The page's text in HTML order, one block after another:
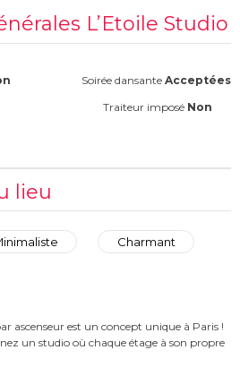
L’Etoile Studio
Soirée dansante Acceptées
Traiteur imposé Non
lieu
Charmant
ascenseur est un concept unique à Paris !
un studio où chaque étage à son propre